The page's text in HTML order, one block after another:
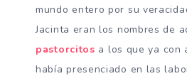
mundo entero por su
Jacinta eran los nombres de
pastorcitos a los que ya con
había presenciado en las